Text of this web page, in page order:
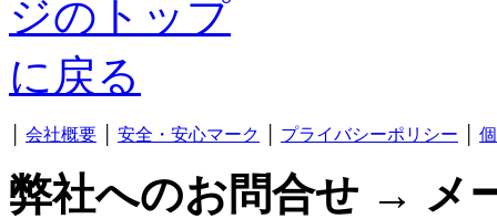
会社概要 安全・安心マーク プライバシーポリシー
弊社へのお問合せ → メ